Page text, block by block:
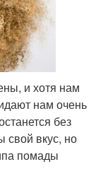
и хотя нам
нам очень
без
свой вкус, но
помады